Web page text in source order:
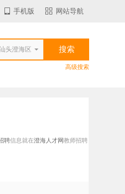
手机版 网站导航
高级搜索
聘信息就在澄海人才网教师招聘